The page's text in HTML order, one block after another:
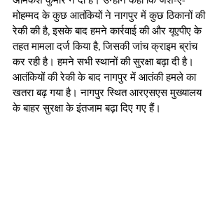
मोहम्मद के कुछ आतंकियों ने नागपुर में कुछ ठिकानों की
रेकी की है, इसके बाद हमने कार्रवाई की और यूएपीए के
तहत मामला दर्ज किया है, जिसकी जांच क्राइम ब्रांच
कर रही है। हमने सभी स्थानों की सुरक्षा बढ़ा दी है।
आतंकियों की रेकी के बाद नागपुर में आतंकी हमले का
खतरा बढ़ गया है। नागपुर स्थित आरएसएस मुख्यालय
के बाहर सुरक्षा के इंतजाम बढ़ा दिए गए हैं।